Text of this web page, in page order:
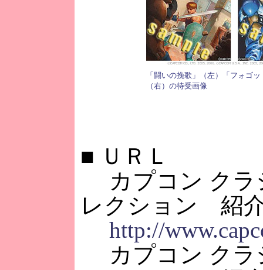
「闘いの挽歌」（左）「フォゴ
（右）の待受画像
■ ＵＲＬ
カプコン クラ
レクション 紹
http://
カプコン クラ